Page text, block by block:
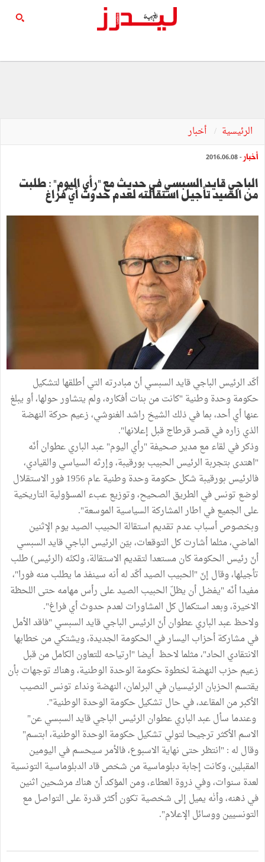
الرئيسية أخبار
أخبار - 2016.06.08
الباجي قايد السبسي في حديث مع "رأي اليوم" : طلبت
من الصيد تأجيل استقالته لعدم حدوث أيّ فراغ
أكّد الرئيس الباجي قايد السبسي أنّ مبادرته التي أطلقها لتشكيل
حكومة وحدة وطنية "كانت من بنات أفكاره، ولم يتشاور حولها، أو يبلغ
عنها أي أحد، بما في ذلك الشيخ راشد الغنوشي، زعيم حركة النهضة
الذي زاره في قصر قرطاج قبل إعلانها".
وذكر في لقاء مع مدير صحيفة "رأي اليوم" عبد الباري عطوان أنّه
"اهتدى بتجربة الرئيس الحبيب بورقيبة، وإرثه السياسي والقيادي،
فالرئيس بورقيبة شكل حكومة وحدة وطنية عام 1956 فور الاستقلال
لوضع تونس في الطريق الصحيح، وتوزيع عبء المسؤولية التاريخية
على الجميع في اطار المشاركة السياسية الموسعة".
وبخصوص أسباب عدم تقديم استقالة الحبيب الصيد يوم الإثنين
الماضي، مثلما أشارت كل التوقعات، بيّن الرئيس الباجي قايد السبسي
أنّ رئيس الحكومة كان مستعدا لتقديم الاستقالة، ولكنّه (الرئيس) طلب
تأجيلها، وقال إنّ "الحبيب الصيد أكّد له أنه سينفذ ما يطلب منه فورا"،
مفيدا أنّه "يفضل أن يظلّ الحبيب الصيد على رأس مهامه حتى اللحظة
الاخيرة، وبعد استكمال كل المشاورات لعدم حدوث أي فراغ".
ولاحظ عبد الباري عطوان أنّ الرئيس الباجي قايد السبسي "فاقد الأمل
في مشاركة أحزاب اليسار في الحكومة الجديدة، ويشتكي من خطابها
الانتقادي الحاد"، مثلما لاحظ أيضا "ارتياحه للتعاون الكامل من قبل
زعيم حزب النهضة لخطوة حكومة الوحدة الوطنية، وهناك توجهات بأن
يقتسم الحزبان الرئيسيان في البرلمان، النهضة ونداء تونس النصيب
الأكبر من المقاعد، في حال تشكيل حكومة الوحدة الوطنية".
وعندما سأل عبد الباري عطوان الرئيس الباجي قايد السبسي عن"
الاسم الأكثر ترجيحا لتولي تشكيل حكومة الوحدة الوطنية، ابتسم"
وقال له : "انتظر حتى نهاية الاسبوع، فالأمر سيحسم في اليومين
المقبلين، وكانت إجابة دبلوماسية من شخص قاد الدبلوماسية التونسية
لعدة سنوات، وفي ذروة العطاء، ومن المؤكد أنّ هناك مرشحين اثنين
في ذهنه، وأنٰه يميل إلى شخصية تكون أكثر قدرة على التواصل مع
التونسيين ووسائل الإعلام".